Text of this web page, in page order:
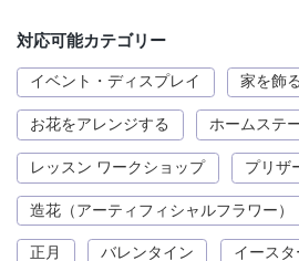
対応可能カテゴリー
イベント・ディスプレイ 家を飾る
お花をアレンジする ホームステ
レッスン ワークショップ プリザ
造花（アーティフィシャルフラワー）
正月 バレンタイン イースタ